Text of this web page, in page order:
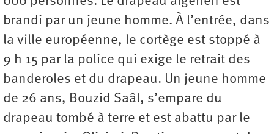
brandi par un jeune homme. À l’entrée, dans
la ville européenne, le cortège est stoppé à
9 h 15 par la police qui exige le retrait des
banderoles et du drapeau. Un jeune homme
de 26 ans, Bouzid Saâl, s’empare du
drapeau tombé à terre et est abattu par le